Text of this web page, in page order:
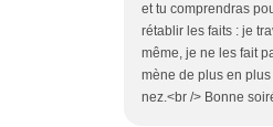
et tu comprendras
rétablir les faits : je
même, je ne les fait
mène de plus en
nez.<br /> Bonne